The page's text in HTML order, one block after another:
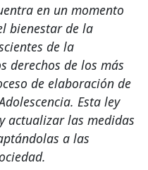
en un momento
bienestar de la
de la
derechos de los más
de elaboración de
Esta ley
actualizar las medidas
a las